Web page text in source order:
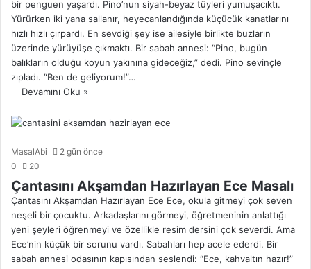
bir penguen yaşardı. Pino’nun siyah-beyaz tüyleri yumuşacıktı.
Yürürken iki yana sallanır, heyecanlandığında küçücük kanatlarını
hızlı hızlı çırpardı. En sevdiği şey ise ailesiyle birlikte buzların
üzerinde yürüyüşe çıkmaktı. Bir sabah annesi: “Pino, bugün
balıkların olduğu koyun yakınına gideceğiz,” dedi. Pino sevinçle
zıpladı. “Ben de geliyorum!”…
Devamını Oku »
MasalAbi
2 gün önce
0
20
Çantasını Akşamdan Hazırlayan Ece Masalı
Çantasını Akşamdan Hazırlayan Ece Ece, okula gitmeyi çok seven
neşeli bir çocuktu. Arkadaşlarını görmeyi, öğretmeninin anlattığı
yeni şeyleri öğrenmeyi ve özellikle resim dersini çok severdi. Ama
Ece’nin küçük bir sorunu vardı. Sabahları hep acele ederdi. Bir
sabah annesi odasının kapısından seslendi: “Ece, kahvaltın hazır!”